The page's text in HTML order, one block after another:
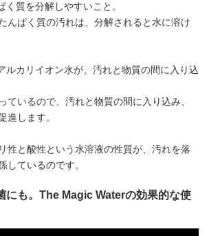
く質を分解しやすいこと。
んぱく質の汚れは、分解されると水に溶け
ルカリイオン水が、汚れと物質の間に入り込
ているので、汚れと物質の間に入り込み、
進します。
性と酸性という水溶液の性質が、汚れを落
しているのです。
にも。The Magic Waterの効果的な使